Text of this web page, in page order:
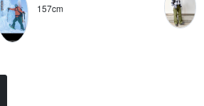
157cm